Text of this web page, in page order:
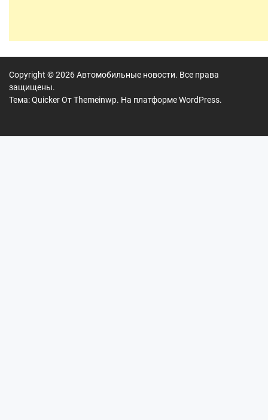
Copyright © 2026Автомобильные новости. Все права
защищены.
Тема: Quicker ОтThemeinwp. На платформеWordPress.